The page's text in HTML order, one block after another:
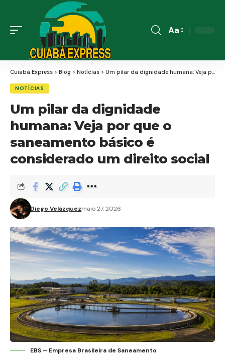
Font
Aa
Cuiabá Express > Blog > Notícias > Um pilar da dignidade humana: Veja por que o saneamento básico é considerado um direito social
NOTÍCIAS
Um pilar da dignidade
humana: Veja por que o
saneamento básico é
considerado um direito social
Diego Velázquezmaio 27, 2026
EBS – Empresa Brasileira de Saneamento